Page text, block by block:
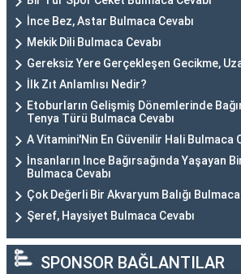
İnce Bez, Astar Bulmaca Cevabı
Mekik Dili Bulmaca Cevabı
Gereksiz Yere Gerçekleşen Gecikme,
İlk Zıt Anlamlısı Nedir?
Etoburların Gelişmiş Dönemlerinde
Tenya Türü Bulmaca Cevabı
A Vitamini'Nin En Güvenilir Hali Bulmaca
İnsanların Ince Bağırsağında Yaşayan
Bulmaca Cevabı
Çok Değerli Bir Akvaryum Balığı Bulmaca
Şeref, Haysiyet Bulmaca Cevabı
SPONSOR BAĞLANTILAR